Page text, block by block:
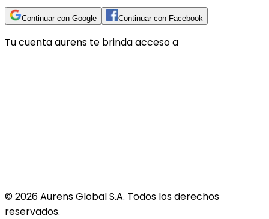
Continuar con Google Continuar con Facebook
Tu cuentaaurens te brinda acceso a
©2026Aurens Global S.A. Todos los derechos
reservados.